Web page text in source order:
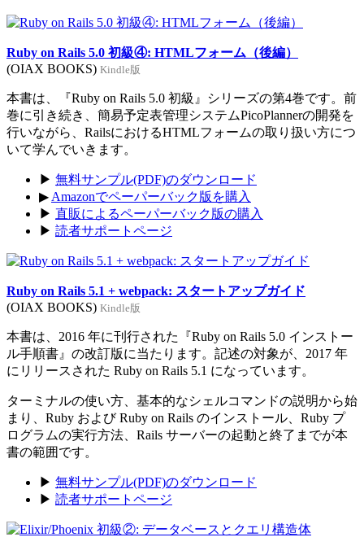
Ruby on Rails 5.0 初級④: HTMLフォーム（後編）
(OIAX BOOKS) Kindle版
本書は、『Ruby on Rails 5.0 初級』シリーズの第4巻です。前
巻に引き続き、簡易予定表管理システムPicoPlannerの開発を
行いながら、RailsにおけるHTMLフォームの取り扱い方につ
いて学んでいきます。
▶ 無料サンプル(PDF)のダウンロード
▶ Amazonでペーパーバック版を購入
▶ 直販によるペーパーバック版の購入
▶ 読者サポートページ
Ruby on Rails 5.1 + webpack: スタートアップガイド
(OIAX BOOKS) Kindle版
本書は、2016 年に刊行された『Ruby on Rails 5.0 インストー
ル手順書』の改訂版に当たります。記述の対象が、2017 年
にリリースされた Ruby on Rails 5.1 になっています。
ターミナルの使い方、基本的なシェルコマンドの説明から始
まり、Ruby および Ruby on Rails のインストール、Ruby プ
ログラムの実行方法、Rails サーバーの起動と終了までが本
書の範囲です。
▶ 無料サンプル(PDF)のダウンロード
▶ 読者サポートページ